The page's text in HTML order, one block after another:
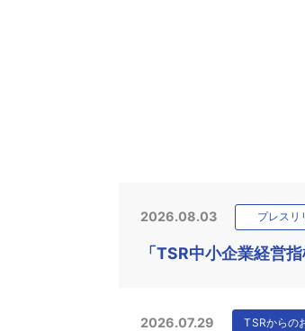
2026.08.03 プレスリ
「TSR中小企業経営
2026.07.29 TSRからの